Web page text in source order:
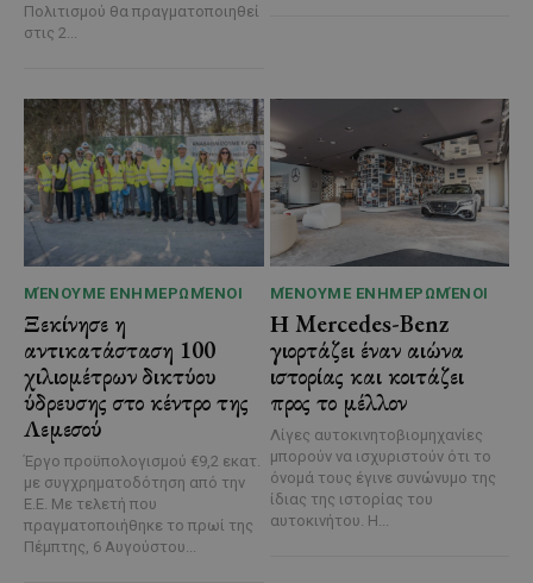
Πολιτισμού θα πραγματοποιηθεί
στις 2...
ΜΈΝΟΥΜΕ ΕΝΗΜΕΡΩΜΈΝΟΙ
Ξεκίνησε η
αντικατάσταση 100
χιλιομέτρων δικτύου
ύδρευσης στο κέντρο της
Λεμεσού
Έργο προϋπολογισμού €9,2 εκατ.
με συγχρηματοδότηση από την
Ε.Ε. Με τελετή που
πραγματοποιήθηκε το πρωί της
Πέμπτης, 6 Αυγούστου...
ΜΈΝΟΥΜΕ ΕΝΗΜΕΡΩΜΈΝΟΙ
Η Mercedes-Benz
γιορτάζει έναν αιώνα
ιστορίας και κοιτάζει
προς το μέλλον
Λίγες αυτοκινητοβιομηχανίες
μπορούν να ισχυριστούν ότι το
όνομά τους έγινε συνώνυμο της
ίδιας της ιστορίας του
αυτοκινήτου. Η...